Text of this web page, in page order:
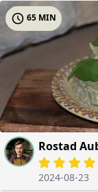
Rostad
2024-08-23
65 MIN